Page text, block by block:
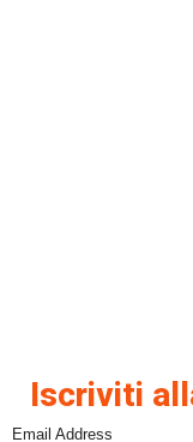
Iscriviti
Email Address